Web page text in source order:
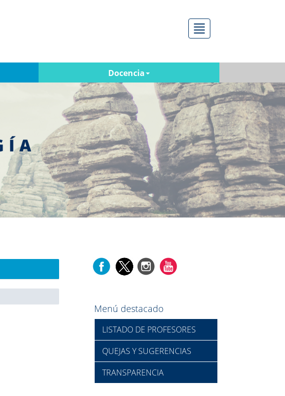
Menú
Docencia
Menú destacado
LISTADO DE PROFESORES
QUEJAS Y SUGERENCIAS
TRANSPARENCIA